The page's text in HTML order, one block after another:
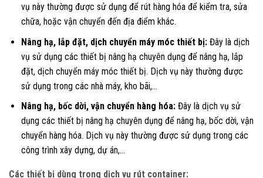
vụ này thường được sử dụng để rút hàng hóa để kiểm tra, sửa
chữa, hoặc vận chuyển đến địa điểm khác.
Nâng hạ, lắp đặt, dịch chuyển máy móc thiết bị:Đây là dịch
vụ sử dụng các thiết bị nâng hạ chuyên dụng để nâng hạ, lắp
đặt, dịch chuyển máy móc thiết bị. Dịch vụ này thường được
sử dụng trong các nhà máy, kho bãi,…
Nâng hạ, bốc dời, vận chuyển hàng hóa:Đây là dịch vụ sử
dụng các thiết bị nâng hạ chuyên dụng để nâng hạ, bốc dời, vận
chuyển hàng hóa. Dịch vụ này thường được sử dụng trong các
công trình xây dựng, dự án,…
Các thiết bị dùng trong dịch vụ rút container: